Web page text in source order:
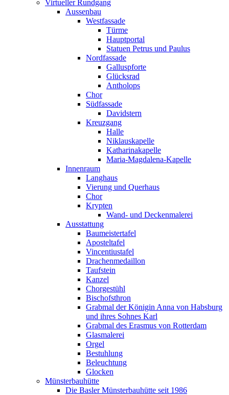
Virtueller Rundgang
Aussenbau
Westfassade
Türme
Hauptportal
Statuen Petrus und Paulus
Nordfassade
Galluspforte
Glücksrad
Antholops
Chor
Südfassade
Davidstern
Kreuzgang
Halle
Niklauskapelle
Katharinakapelle
Maria-Magdalena-Kapelle
Innenraum
Langhaus
Vierung und Querhaus
Chor
Krypten
Wand- und Deckenmalerei
Ausstattung
Baumeistertafel
Aposteltafel
Vincentiustafel
Drachenmedaillon
Taufstein
Kanzel
Chorgestühl
Bischofsthron
Grabmal der Königin Anna von Habsburg
und ihres Sohnes Karl
Grabmal des Erasmus von Rotterdam
Glasmalerei
Orgel
Bestuhlung
Beleuchtung
Glocken
Münsterbauhütte
Die Basler Münsterbauhütte seit 1986